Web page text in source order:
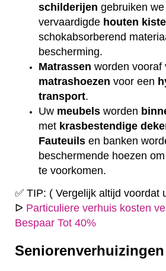
schilderijen gebruiken
vervaardigde houten
schokabsorberend
bescherming.
Matrassen worden vooraf
matrashoezen voor een
transport.
Uw meubels worden
met krasbestendige
Fauteuils en banken
beschermende hoezen
te voorkomen.
✅ TIP: ( Vergelijk altijd voordat
ᐅ Particuliere verhuis kosten
Bespaar Tot 40%
Seniorenverhuizingen